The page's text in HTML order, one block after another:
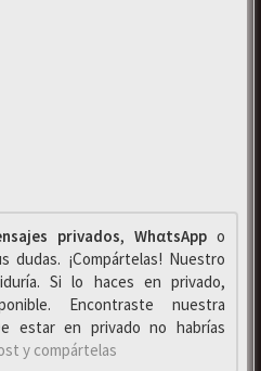
privados, WhαtsAppo
dudas. ¡Compártelas! Nuestro
Si lo haces en privado,
Encontraste nuestra
estar en privado no habrías
y compártelas